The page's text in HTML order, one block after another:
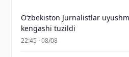
O‘zbekiston Jurnalistlar
kengashi tuzildi
22:45 · 08/08